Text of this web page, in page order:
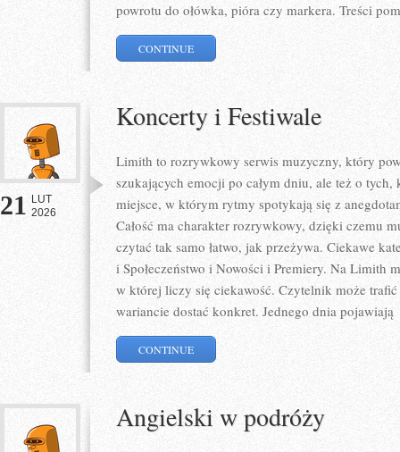
powrotu do ołówka, pióra czy markera. Treści
CONTINUE
21 LUT
2026
Koncerty i Festiwale
Limith to rozrywkowy serwis muzyczny, który
szukających emocji po całym dniu, ale też o
miejsce, w którym rytmy spotykają się z
Całość ma charakter rozrywkowy, dzięki czemu
czytać tak samo łatwo, jak przeżywa. Ciekawe
i Społeczeństwo i Nowości i Premiery. Na Limith
w której liczy się ciekawość. Czytelnik może
wariancie dostać konkret. Jednego dnia pojawiają
CONTINUE
Angielski w podróży